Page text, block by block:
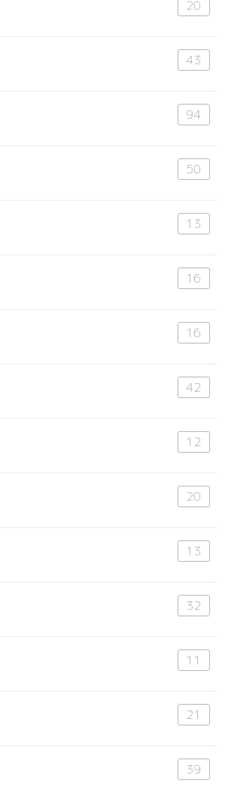
20
43
94
50
13
16
16
42
12
20
13
32
11
21
39